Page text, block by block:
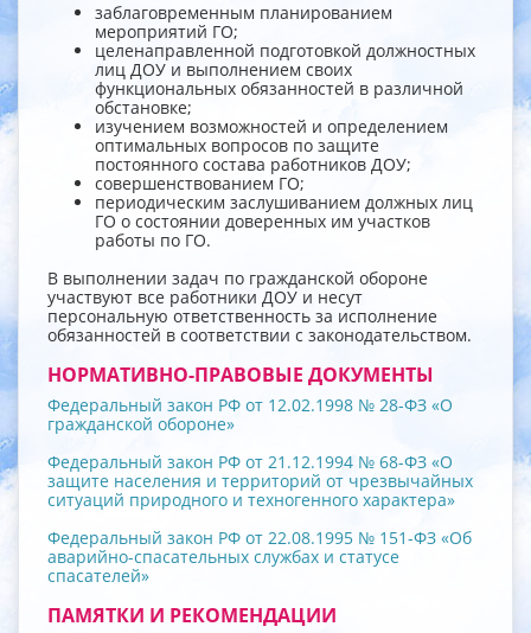
заблаговременным планированием
мероприятий ГО;
целенаправленной подготовкой должностных
лиц ДОУ и выполнением своих
функциональных обязанностей в различной
обстановке;
изучением возможностей и определением
оптимальных вопросов по защите
постоянного состава работников ДОУ;
совершенствованием ГО;
периодическим заслушиванием должных лиц
ГО о состоянии доверенных им участков
работы по ГО.
В выполнении задач по гражданской обороне
участвуют все работники ДОУ и несут
персональную ответственность за исполнение
обязанностей в соответствии с законодательством.
НОРМАТИВНО-ПРАВОВЫЕ ДОКУМЕНТЫ
Федеральный закон РФ от 12.02.1998 № 28-ФЗ «О
гражданской обороне»
Федеральный закон РФ от 21.12.1994 № 68-ФЗ «О
защите населения и территорий от чрезвычайных
ситуаций природного и техногенного характера»
Федеральный закон РФ от 22.08.1995 № 151-ФЗ «Об
аварийно-спасательных службах и статусе
спасателей»
ПАМЯТКИ И РЕКОМЕНДАЦИИ